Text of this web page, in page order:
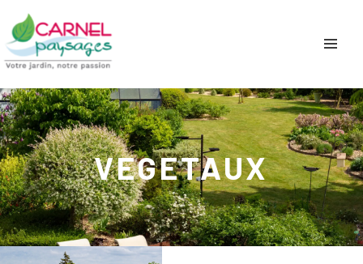
VEGETAUX